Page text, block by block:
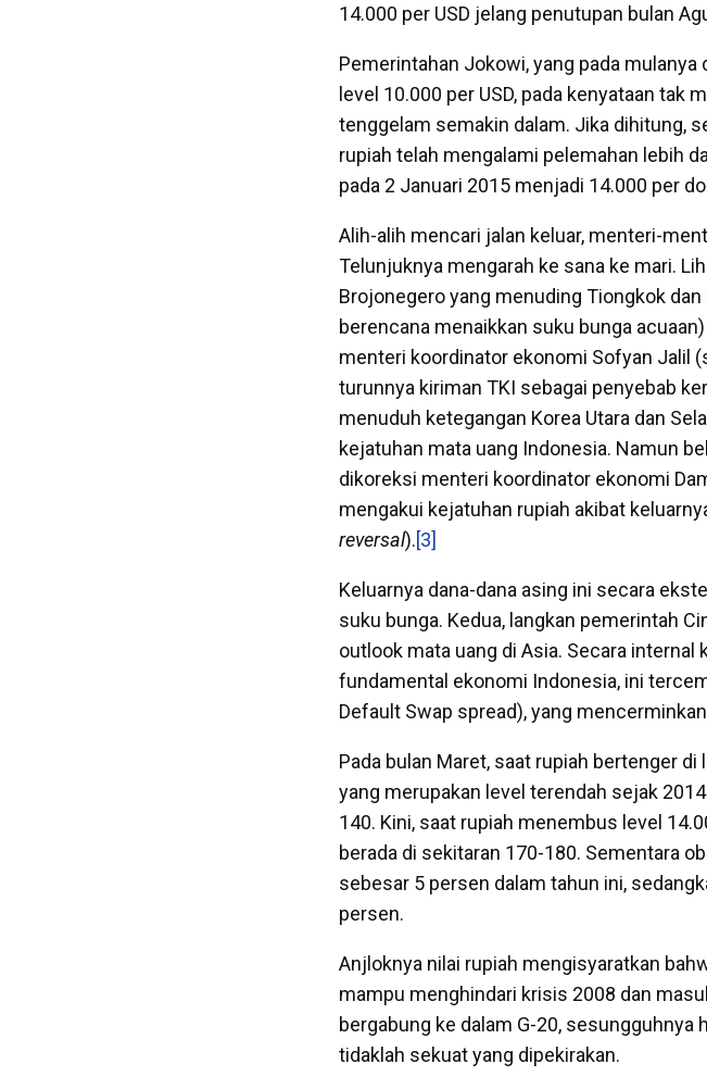
14.000 per USD jelang penutupan bulan
Pemerintahan Jokowi, yang pada
level 10.000 per USD, pada kenyataan tak
tenggelam semakin dalam. Jika dihitung,
rupiah telah mengalami pelemahan lebih
pada 2 Januari 2015 menjadi 14.000 per
Alih-alih mencari jalan keluar, menteri-
Telunjuknya mengarah ke sana ke mari.
Brojonegero yang menuding Tiongkok
berencana menaikkan suku bunga
menteri koordinator ekonomi Sofyan Jalil
turunnya kiriman TKI sebagai penyebab
menuduh ketegangan Korea Utara dan
kejatuhan mata uang Indonesia. Namun
dikoreksi menteri koordinator ekonomi
mengakui kejatuhan rupiah akibat
reversal).[3]
Keluarnya dana-dana asing ini secara
suku bunga. Kedua, langkan pemerintah
outlook mata uang di Asia. Secara
fundamental ekonomi Indonesia, ini
Default Swap spread), yang
Pada bulan Maret, saat rupiah bertenger
yang merupakan level terendah sejak
140. Kini, saat rupiah menembus level
berada di sekitaran 170-180. Sementara
sebesar 5 persen dalam tahun ini,
persen.
Anjloknya nilai rupiah mengisyaratkan
mampu menghindari krisis 2008 dan
bergabung ke dalam G-20, sesungguhnya
tidaklah sekuat yang dipekirakan.